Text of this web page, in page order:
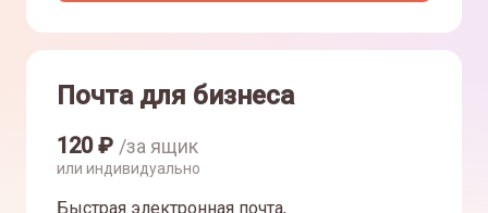
Почта для бизнеса
120₽ /за ящик
или индивидуально
Быстрая электронная почта,